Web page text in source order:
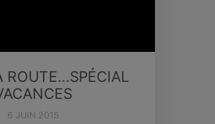
ROUTE...SPÉCIAL
6 JUIN 2015